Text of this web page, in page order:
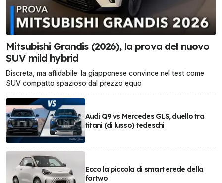
Mitsubishi Grandis (2026), la prova del nuovo
SUV mild hybrid
Discreta, ma affidabile: la giapponese convince nel test come
SUV compatto spazioso dal prezzo equo
Audi Q9 vs Mercedes GLS, duello tra
titani (di lusso) tedeschi
Ecco la piccola di smart erede della
fortwo